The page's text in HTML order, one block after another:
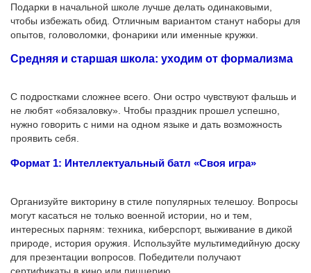
Подарки в начальной школе лучше делать одинаковыми,
чтобы избежать обид. Отличным вариантом станут наборы для
опытов, головоломки, фонарики или именные кружки.
Средняя и старшая школа: уходим от формализма
С подростками сложнее всего. Они остро чувствуют фальшь и
не любят «обязаловку». Чтобы праздник прошел успешно,
нужно говорить с ними на одном языке и дать возможность
проявить себя.
Формат 1: Интеллектуальный батл «Своя игра»
Организуйте викторину в стиле популярных телешоу. Вопросы
могут касаться не только военной истории, но и тем,
интересных парням: техника, киберспорт, выживание в дикой
природе, история оружия. Используйте мультимедийную доску
для презентации вопросов. Победители получают